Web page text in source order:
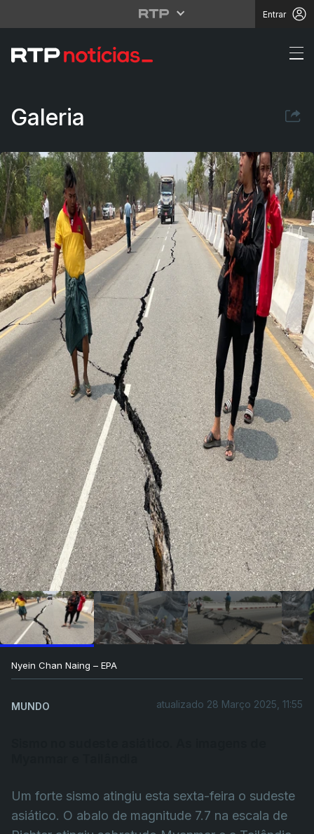
Entrar
Sismo no sudeste
Galeria
Nyein Chan Naing – EPA
MUNDO atualizado 28 Março 2025, 11:55
Um forte sismo atingiu esta sexta-feira o sudeste
asiático. O abalo de magnitude 7.7 na escala de